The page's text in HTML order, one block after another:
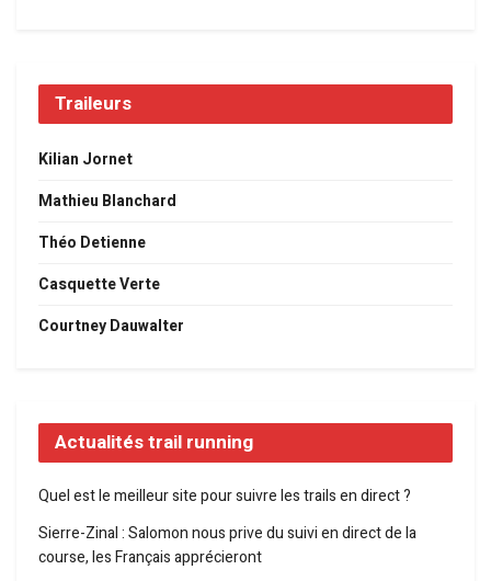
Traileurs
Kilian Jornet
Mathieu Blanchard
Théo Detienne
Casquette Verte
Courtney Dauwalter
Actualités trail running
Quel est le meilleur site pour suivre les trails en direct ?
Sierre-Zinal : Salomon nous prive du suivi en direct de la
course, les Français apprécieront